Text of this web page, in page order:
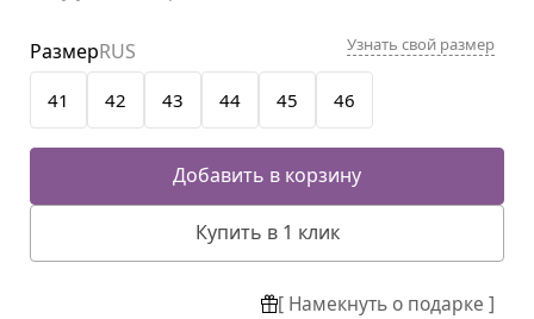
41 42 43 44 45 46
РазмерRUS Узнать свой размер
Добавить в корзину
Купить в 1 клик
[ Намекнуть о подарке ]